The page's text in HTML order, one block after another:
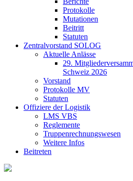
Protokolle
Mutationen
Beitritt
Statuten
Zentralvorstand SOLOG
Aktuelle Anlässe
29.
Schweiz 2026
Vorstand
Protokolle MV
Statuten
Offiziere der Logistik
LMS VBS
Reglemente
Truppenrechnungswesen
Weitere Infos
Beitreten